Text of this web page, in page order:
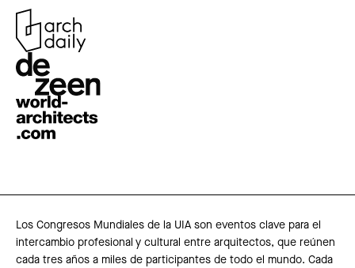
Los Congresos Mundiales de la UIA son eventos clave para el
intercambio profesional y cultural entre arquitectos, que reúnen
cada tres años a miles de participantes de todo el mundo. Cada